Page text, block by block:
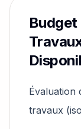
Budget
Évaluation
travaux